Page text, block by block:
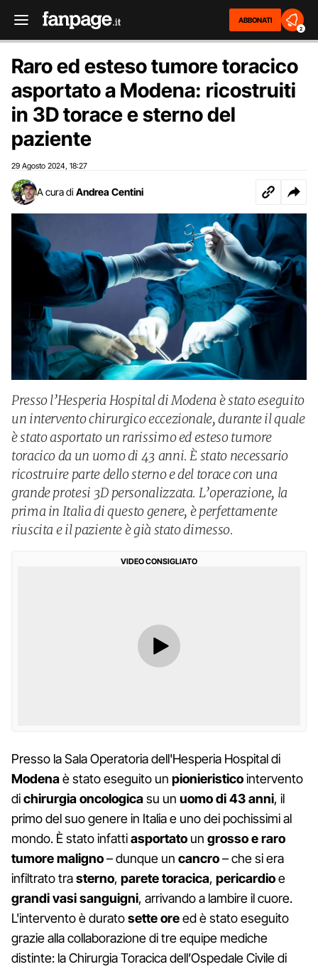
ABBONATI
2
Raro ed esteso tumore toracico
asportato a Modena: ricostruiti
in 3D torace e sterno del
paziente
29 Agosto 2024 18:27
A cura di Andrea Centini
Presso l’Hesperia Hospital di Modena è stato eseguito
un intervento chirurgico eccezionale, durante il quale
è stato asportato un rarissimo ed esteso tumore
toracico da un uomo di 43 anni. È stato necessario
ricostruire parte dello sterno e del torace con una
grande protesi 3D personalizzata. L’operazione, la
prima in Italia di questo genere, è perfettamente
riuscita e il paziente è già stato dimesso.
VIDEO CONSIGLIATO
Presso la Sala Operatoria dell'Hesperia Hospital di
Modenaè stato eseguito un pionieristicointervento
dichirurgia oncologicasu un uomo di 43 anni, il
primo del suo genere in Italia e uno dei pochissimi al
mondo. È stato infattiasportato un grosso e raro
tumore maligno– dunque un cancro– che si era
infiltrato trasterno, parete toracica, pericardioe
grandi vasi sanguigni, arrivando a lambire il cuore.
L'intervento è duratosette oreed è stato eseguito
grazie alla collaborazione di tre equipe mediche
distinte: la Chirurgia Toracica dell’Ospedale Civile di